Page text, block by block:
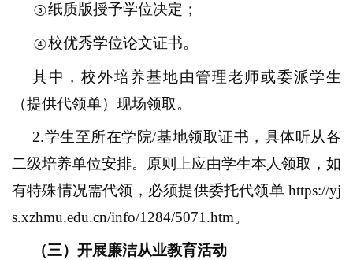
③纸质版授予学位决定；
④校优秀学位论文证书。
其中，校外培养基地由管理老师或委派学生
（提供代领单）现场领取。
2.学生至所在学院/基地领取证书 ， 具体听从各
二级培养单位安排。原则上应由学生本人领取，如
有特殊情况需代领，必须提供委托代领单 https://yj
s.xzhmu.edu.cn/info/1284/5071.htm。
（三）开展廉洁从业教育活动